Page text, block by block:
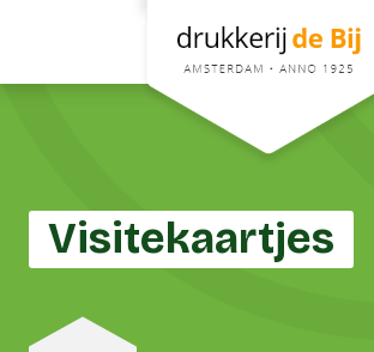
Visitekaartjes